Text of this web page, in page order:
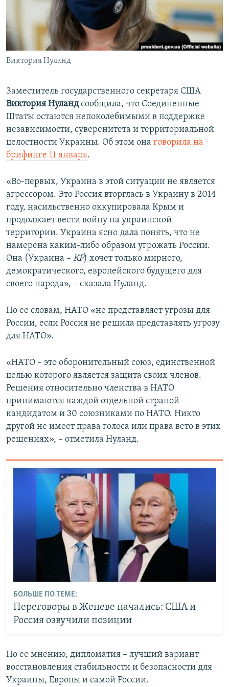
ПОБЕДИТЕЛЕЙ НЕ СУДЯТ?
КРЫМ.НЕПОКОРЕННЫЙ
УКРАИНСКАЯ ПРОБЛЕМА КРЫМА
ПРИСОЕДИНЯЙТЕСЬ!
Виктория Нуланд
Заместитель государственного секретаря США
Виктория Нуландсообщила, что Соединенные
Штаты остаются непоколебимыми в поддержке
независимости, суверенитета и территориальной
целостности Украины. Об этом она говорила на
брифинге 11 января.
«Во-первых, Украина в этой ситуации не является
агрессором. Это Россия вторглась в Украину в 2014
году, насильственно оккупировала Крым и
продолжает вести войну на украинской
территории. Украина ясно дала понять, что не
намерена каким-либо образом угрожать России.
Она (Украина – КР) хочет только мирного,
демократического, европейского будущего для
своего народа», – сказала Нуланд.
По ее словам, НАТО «не представляет угрозы для
России, если Россия не решила представлять угрозу
для НАТО».
«НАТО – это оборонительный союз, единственной
целью которого является защита своих членов.
Решения относительно членства в НАТО
принимаются каждой отдельной страной-
кандидатом и 30 союзниками по НАТО. Никто
другой не имеет права голоса или права вето в этих
решениях», – отметила Нуланд.
БОЛЬШЕ ПО ТЕМЕ:
Переговоры в Женеве начались: США и
Россия озвучили позиции
По ее мнению, дипломатия – лучший вариант
восстановления стабильности и безопасности для
Украины, Европы и самой России.